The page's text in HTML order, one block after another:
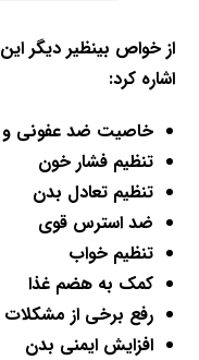
از خواص بینظیر دیگر
اشاره کرد:
خاصیت ضد عفونی و
تنظیم فشار خون
تنظیم تعادل بدن
ضد استرس قوی
تنظیم خواب
کمک به هضم غذا
رفع برخی از
افزایش ایمنی بدن